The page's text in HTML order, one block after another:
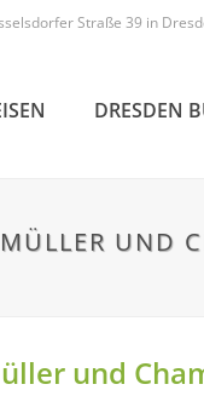
Straße 39 in
DRESDEN
UND
und